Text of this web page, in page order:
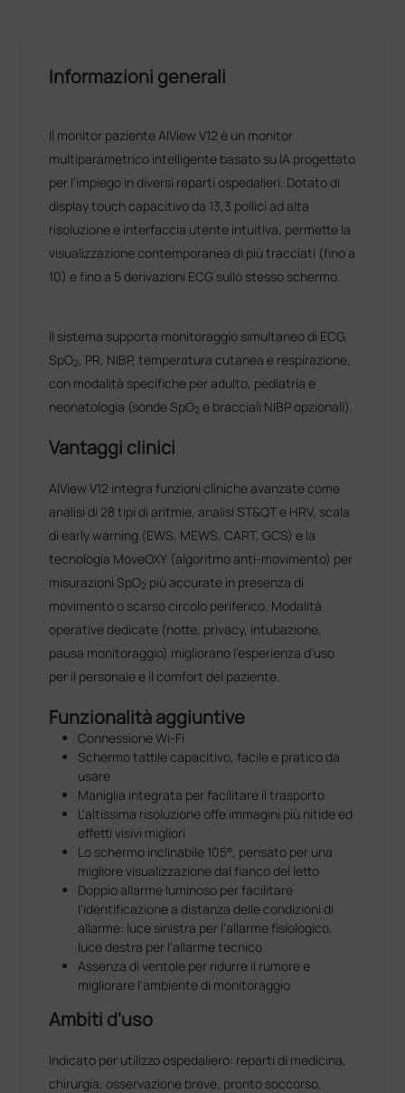
Informazioni generali
Il monitor paziente AIView V12 è un monitor
multiparametrico intelligente basato su IA progettato
per l'impiego in diversi reparti ospedalieri. Dotato di
display touch capacitivo da 13,3 pollici ad alta
risoluzione e interfaccia utente intuitiva, permette la
visualizzazione contemporanea di più tracciati (fino a
10) e fino a 5 derivazioni ECG sullo stesso schermo.
Il sistema supporta monitoraggio simultaneo di ECG,
SpO2, PR, NIBP, temperatura cutanea e respirazione,
con modalità specifiche per adulto, pediatria e
neonatologia (sonde SpO2 e bracciali NIBP opzionali).
Vantaggi clinici
AIView V12 integra funzioni cliniche avanzate come
analisi di 28 tipi di aritmie, analisi ST&QT e HRV, scala
di early warning (EWS, MEWS, CART, GCS) e la
tecnologia MoveOXY (algoritmo anti-movimento) per
misurazioni SpO2 più accurate in presenza di
movimento o scarso circolo periferico. Modalità
operative dedicate (notte, privacy, intubazione,
pausa monitoraggio) migliorano l'esperienza d'uso
per il personale e il comfort del paziente.
Funzionalità aggiuntive
Connessione Wi-Fi
Schermo tattile capacitivo, facile e pratico da
usare
Maniglia integrata per facilitare il trasporto
L'altissima risoluzione offe immagini più nitide ed
effetti visivi migliori
Lo schermo inclinabile 105°, pensato per una
migliore visualizzazione dal fianco del letto
Doppio allarme luminoso per facilitare
l'identificazione a distanza delle condizioni di
allarme: luce sinistra per l'allarme fisiologico,
luce destra per l'allarme tecnico
Assenza di ventole per ridurre il rumore e
migliorare l'ambiente di monitoraggio
Ambiti d'uso
Indicato per utilizzo ospedaliero: reparti di medicina,
chirurgia, osservazione breve, pronto soccorso,